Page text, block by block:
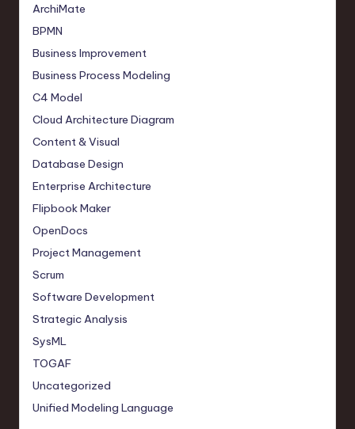
ArchiMate
BPMN
Business Improvement
Business Process Modeling
C4 Model
Cloud Architecture Diagram
Content & Visual
Database Design
Enterprise Architecture
Flipbook Maker
OpenDocs
Project Management
Scrum
Software Development
Strategic Analysis
SysML
TOGAF
Uncategorized
Unified Modeling Language